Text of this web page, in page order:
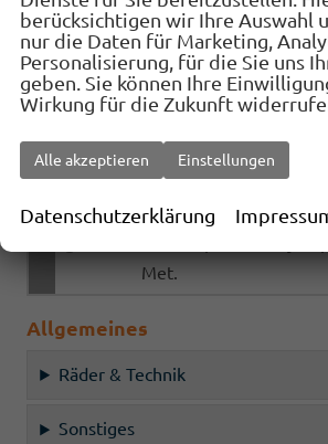
0E 0E - Midnight Black
2Y 2Y - Glacial White Met.
N1 N1 - Saphir Blue Met.
S7 S7 - Magnetich Tech
Met.
Allgemeines
Räder & Technik
Sonstiges
berücksichtigen wir Ihre Auswahl
nur die Daten für Marketing,
Personalisierung, für die Sie uns
geben. Sie können Ihre
Wirkung für die Zukunft
Alle akzeptieren Einstellungen
Datenschutzerklärung